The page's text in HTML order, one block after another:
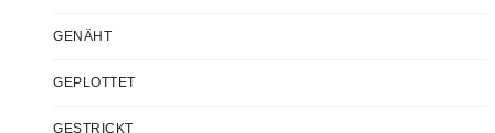
GENÄHT
GEPLOTTET
GESTRICKT